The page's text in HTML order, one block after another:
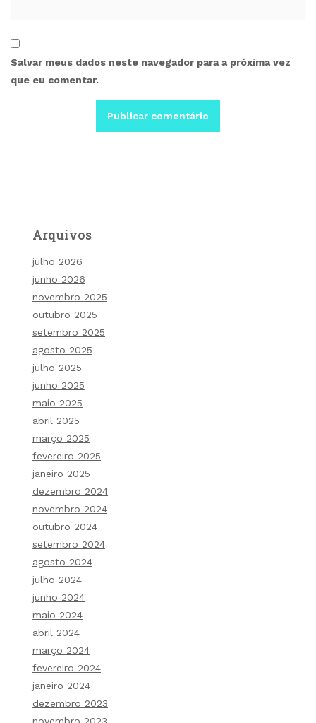
Salvar meus dados neste navegador para a próxima vez
que eu comentar.
Arquivos
julho 2026
junho 2026
novembro 2025
outubro 2025
setembro 2025
agosto 2025
julho 2025
junho 2025
maio 2025
abril 2025
março 2025
fevereiro 2025
janeiro 2025
dezembro 2024
novembro 2024
outubro 2024
setembro 2024
agosto 2024
julho 2024
junho 2024
maio 2024
abril 2024
março 2024
fevereiro 2024
janeiro 2024
dezembro 2023